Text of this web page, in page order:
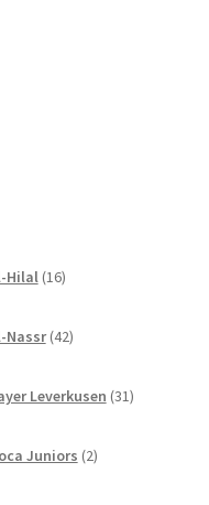
Hilal 16izdelkov
Nassr 42izdelkov
Leverkusen 31izdelkov
Juniors 2izdelka